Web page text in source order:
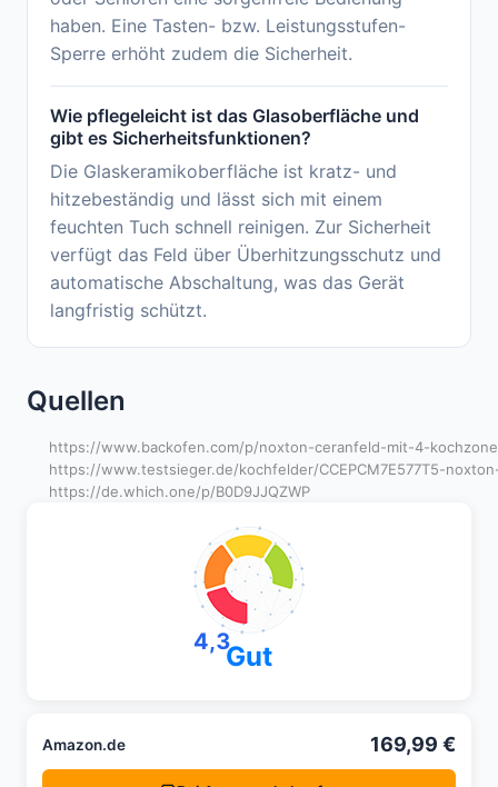
haben. Eine Tasten- bzw. Leistungsstufen-
Sperre erhöht zudem die Sicherheit.
Wie pflegeleicht ist das Glasoberfläche und
gibt es Sicherheitsfunktionen?
Die Glaskeramikoberfläche ist kratz- und
hitzebeständig und lässt sich mit einem
feuchten Tuch schnell reinigen. Zur Sicherheit
verfügt das Feld über Überhitzungsschutz und
automatische Abschaltung, was das Gerät
langfristig schützt.
Quellen
https://www.backofen.com/p/noxton-ceranfeld-mit-4-
https://www.testsieger.de/kochfelder/CCEPCM7E577T5-
https://de.which.one/p/B0D9JJQZWP
4,3Gut
Amazon.de 169,99 €